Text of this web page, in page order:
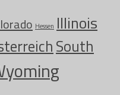
Hessen Illinois
South